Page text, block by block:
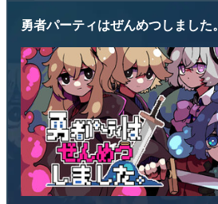
勇者パーティはぜんめつしました。